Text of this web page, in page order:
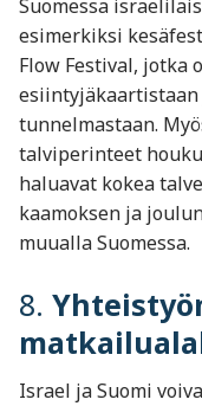
Suomessa
esimerkiksi
Flow Festival, jotka
tunnelmastaan.
talviperinteet
haluavat kokea
kaamoksen ja
muualla Suomessa.
8.
Israel ja Suomi